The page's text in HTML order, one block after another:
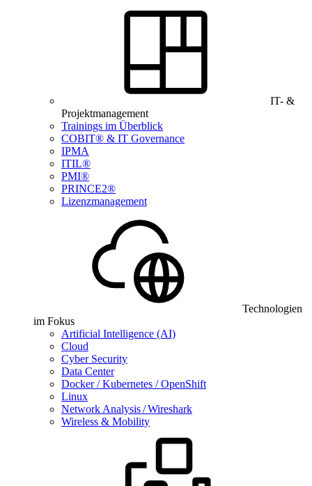
IT- &
Projektmanagement
Trainings im Überblick
COBIT® & IT Governance
IPMA
ITIL®
PMI®
PRINCE2®
Lizenzmanagement
Technologien
im Fokus
Artificial Intelligence (AI)
Cloud
Cyber Security
Data Center
Docker / Kubernetes / OpenShift
Linux
Network Analysis / Wireshark
Wireless & Mobility